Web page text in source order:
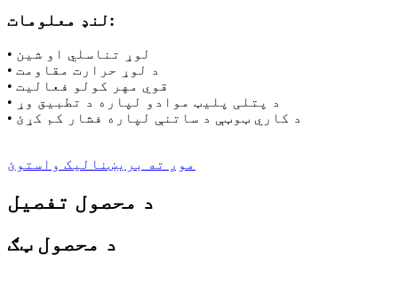
لنډ معلومات:
• لوړ تناسلي او شین
• د لوړ حرارت مقاومت
• قوي مهر کولو فعالیت
• د پتلی پلیټ موادو لپاره د تطبیق وړ
• د کاري ټوټې د ساتنې لپاره فشار کم کړئ
موږ ته بریښنالیک واستوئ
د محصول تفصیل
د محصول ټګ